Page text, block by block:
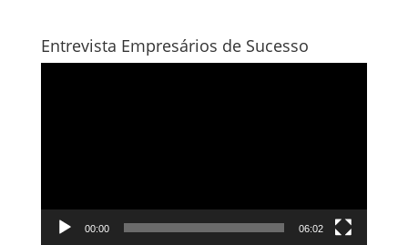
Entrevista Empresários de Sucesso
00:00 06:02